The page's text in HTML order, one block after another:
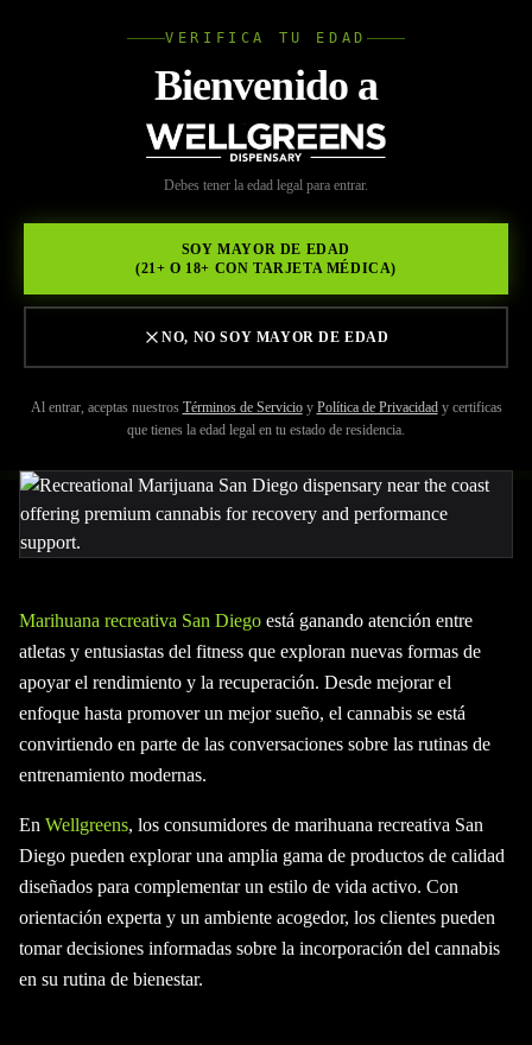
VERIFICA TU EDAD
Bienvenido a
Debes tener la edad legal para entrar.
SOY MAYOR DE EDAD
(21+ O 18+ CON TARJETA MÉDICA)
NO, NO SOY MAYOR DE EDAD
Al entrar, aceptas nuestros Términos de Servicio y Política de Privacidad y certificas
que tienes la edad legal en tu estado de residencia.
Volver a Recursos
Marihuana Recreativa San
Diego para Recuperación
Atlética, Enfoque y Apoyo al
Rendimiento
Marihuana recreativa San Diego está ganando atención entre
atletas y entusiastas del fitness que exploran nuevas formas de
apoyar el rendimiento y la recuperación. Desde mejorar el
enfoque hasta promover un mejor sueño, el cannabis se está
convirtiendo en parte de las conversaciones sobre las rutinas de
entrenamiento modernas.
En Wellgreens, los consumidores de marihuana recreativa San
Diego pueden explorar una amplia gama de productos de calidad
diseñados para complementar un estilo de vida activo. Con
orientación experta y un ambiente acogedor, los clientes pueden
tomar decisiones informadas sobre la incorporación del cannabis
en su rutina de bienestar.